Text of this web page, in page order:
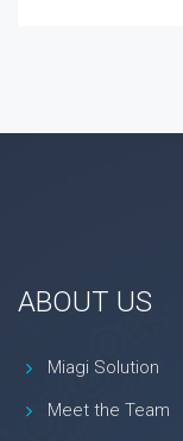
ABOUT US
Miagi Solution
Meet the Team